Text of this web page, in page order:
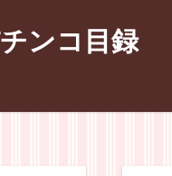
ンコ目録